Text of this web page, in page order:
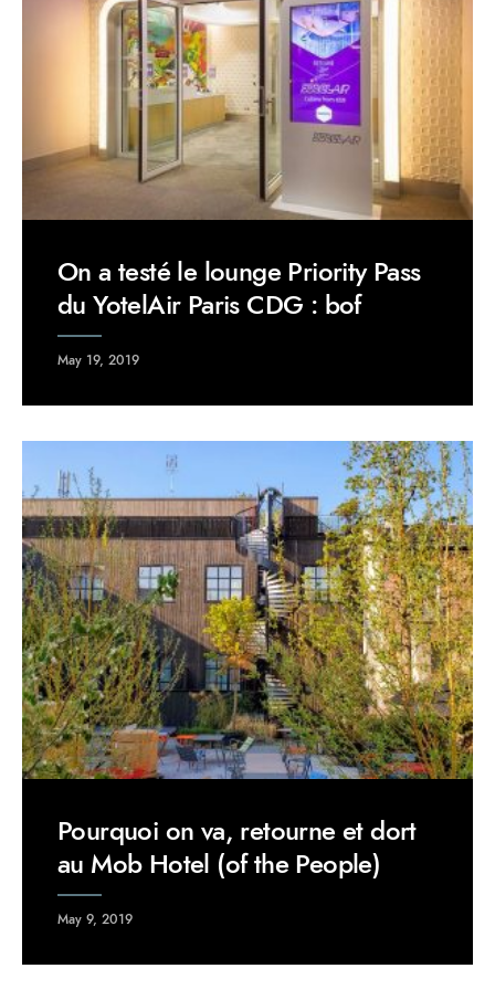
On a testé le lounge Priority Pass
du YotelAir Paris CDG : bof
May 19, 2019
Pourquoi on va, retourne et dort
au Mob Hotel (of the People)
May 9, 2019